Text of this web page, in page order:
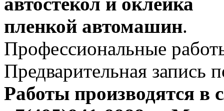
пленкой автомашин.
Профессиональные
Предварительная запись
Работы производятся